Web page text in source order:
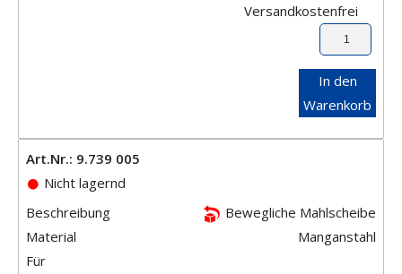
Versandkostenfrei
In den
Warenkorb
Art.Nr.: 9.739 005
Nicht lagernd
Beschreibung
Bewegliche Mahlscheibe
Material
Manganstahl
Für